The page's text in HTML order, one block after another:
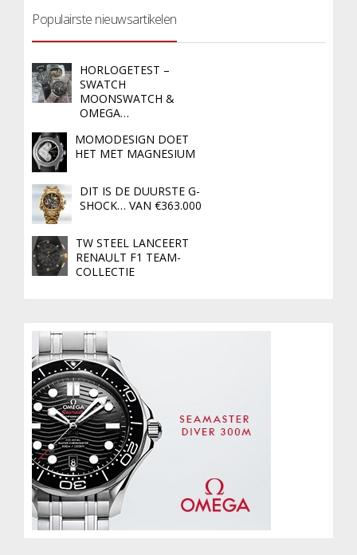
Populairste nieuwsartikelen
HORLOGETEST –
SWATCH
MOONSWATCH &
OMEGA…
MOMODESIGN DOET
HET MET MAGNESIUM
DIT IS DE DUURSTE G-
SHOCK… VAN €363.000
TW STEEL LANCEERT
RENAULT F1 TEAM-
COLLECTIE